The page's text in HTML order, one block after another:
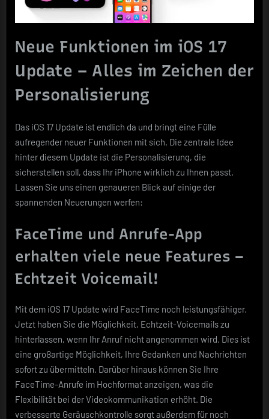
Neue Funktionen im iOS 17
Update – Alles im Zeichen der
Personalisierung
Das iOS 17 Update ist endlich da und bringt eine Fülle
aufregender neuer Funktionen mit sich. Die zentrale Idee
hinter diesem Update ist die Personalisierung, die
sicherstellen soll, dass Ihr iPhone wirklich zu Ihnen passt.
Lassen Sie uns einen genaueren Blick auf einige der
spannenden Neuerungen werfen:
FaceTime und Anrufe-App
erhalten viele neue Features –
Echtzeit Voicemail!
Mit dem iOS 17 Update wird FaceTime noch leistungsfähiger.
Jetzt haben Sie die Möglichkeit, Echtzeit-Voicemails zu
hinterlassen, wenn Ihr Anruf nicht angenommen wird. Dies ist
eine großartige Möglichkeit, Ihre Gedanken und Nachrichten
sofort zu übermitteln. Darüber hinaus können Sie Ihre
FaceTime-Anrufe im Hochformat anzeigen, was die
Flexibilität bei der Videokommunikation erhöht. Die
verbesserte Geräuschkontrolle sorgt außerdem für noch